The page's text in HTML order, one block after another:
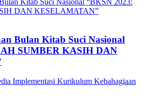
Bulan Kitab Suci Nasional
SUMBER KASIH DAN